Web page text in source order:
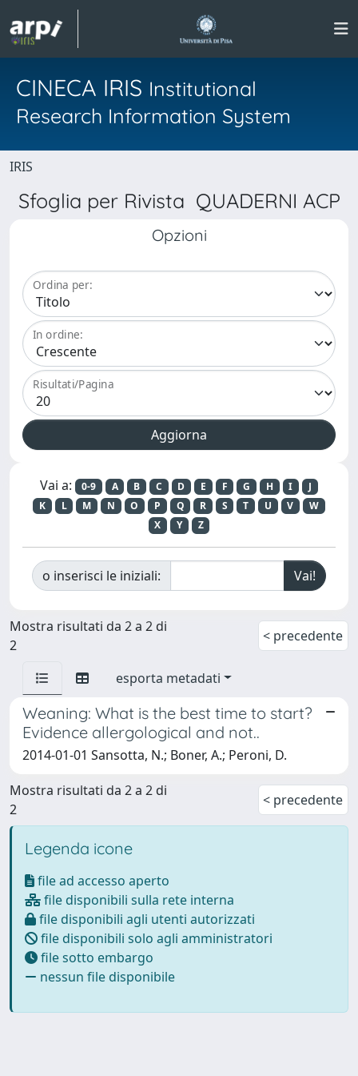
CINECA IRIS Institutional
Research Information System
IRIS
Sfoglia per Rivista QUADERNI ACP
Opzioni
Ordina per:
In ordine:
Risultati/Pagina
Vai a: 0-9 A B C D E F G H I
J
K
L M N O P Q R S T U V
W
X
Y Z
o inserisci le iniziali:
Mostra risultati da 2 a 2 di
2
< precedente
esporta metadati
Weaning: What is the best time to start?
Evidence allergological and not..
2014-01-01 Sansotta, N.; Boner, A.; Peroni, D.
Mostra risultati da 2 a 2 di
2
< precedente
Legenda icone
file ad accesso aperto
file disponibili sulla rete interna
file disponibili agli utenti autorizzati
file disponibili solo agli amministratori
file sotto embargo
nessun file disponibile